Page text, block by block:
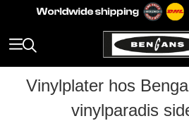
Vinylplater hos
vinylparadis